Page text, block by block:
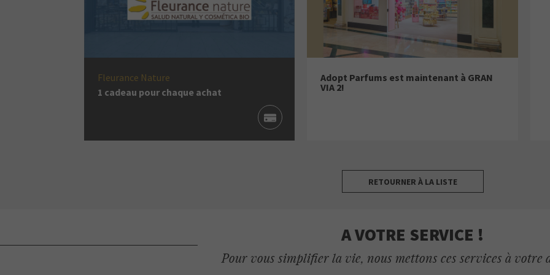
Fleurance Nature
1 cadeau pour chaque achat
Adopt Parfums est maintenant à GRAN
VIA 2!
RETOURNER À LA LISTE
A VOTRE SERVICE !
Pour vous simplifier la vie, nous mettons ces services à votre